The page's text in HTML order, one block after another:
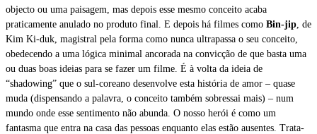
objecto ou uma paisagem, mas depois esse mesmo conceito acaba
praticamente anulado no produto final. E depois há filmes como Bin-jip , de
Kim Ki-duk, magistral pela forma como nunca ultrapassa o seu conceito,
obedecendo a uma lógica minimal ancorada na convicção de que basta uma
ou duas boas ideias para se fazer um filme. É à volta da ideia de
“shadowing” que o sul-coreano desenvolve esta história de amor – quase
muda (dispensando a palavra, o conceito também sobressai mais) – num
mundo onde esse sentimento não abunda. O nosso herói é como um
fantasma que entra na casa das pessoas enquanto elas estão ausentes. Trata-